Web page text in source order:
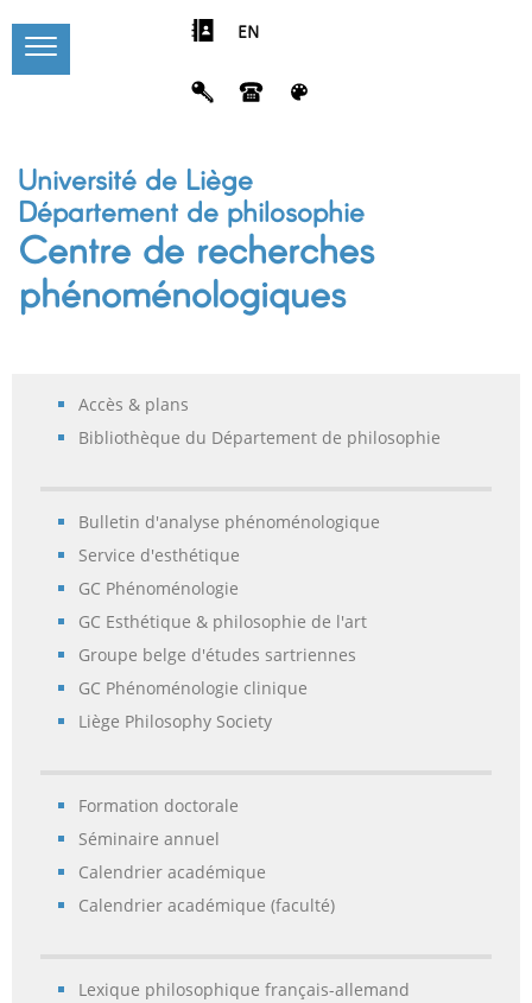
EN
Université de Liège
Département de philosophie
Centre de recherches
phénoménologiques
Accès & plans
Bibliothèque du Département de philosophie
Bulletin d'analyse phénoménologique
Service d'esthétique
GC Phénoménologie
GC Esthétique & philosophie de l'art
Groupe belge d'études sartriennes
GC Phénoménologie clinique
Liège Philosophy Society
Formation doctorale
Séminaire annuel
Calendrier académique
Calendrier académique (faculté)
Lexique philosophique français-allemand